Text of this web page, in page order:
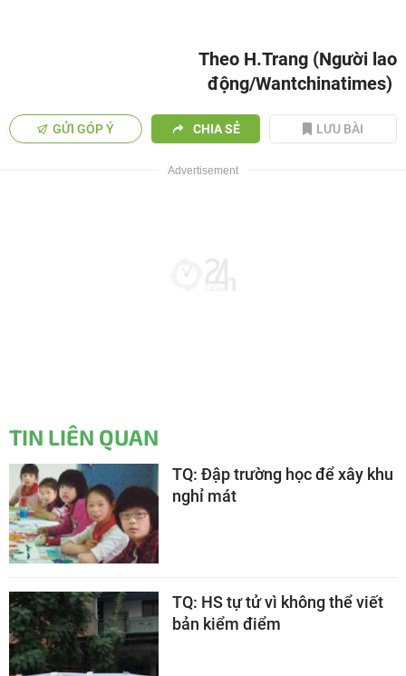
Theo H.Trang (Người lao
động/Wantchinatimes)
GỬI GÓP Ý CHIA SẺ LƯU BÀI
TIN LIÊN QUAN
TQ: Đập trường học để xây khu
nghỉ mát
TQ: HS tự tử vì không thể viết
bản kiểm điểm